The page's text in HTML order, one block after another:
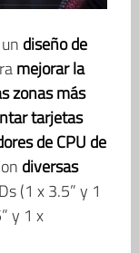
diseño de
mejorar la
zonas más
tarjetas
de CPU de
diversas
(1 x 3.5” y 1
y 1 x